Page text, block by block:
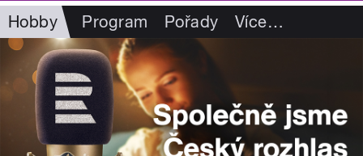
Hobby Program Pořady Více…